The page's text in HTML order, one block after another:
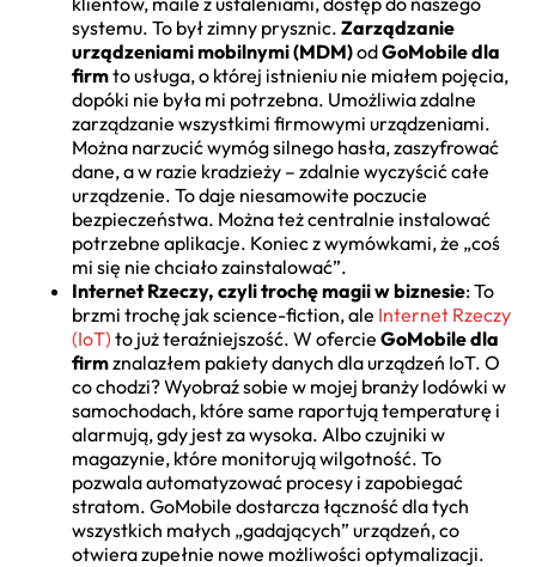
systemu. To był zimny prysznic. Zarządzanie
urządzeniami mobilnymi (MDM)odGoMobile dla
firmto usługa, o której istnieniu nie miałem pojęcia,
dopóki nie była mi potrzebna. Umożliwia zdalne
zarządzanie wszystkimi firmowymi urządzeniami.
Można narzucić wymóg silnego hasła, zaszyfrować
dane, a w razie kradzieży – zdalnie wyczyścić całe
urządzenie. To daje niesamowite poczucie
bezpieczeństwa. Można też centralnie instalować
potrzebne aplikacje. Koniec z wymówkami, że „coś
mi się nie chciało zainstalować”.
Internet Rzeczy, czyli trochę magii w biznesie: To
brzmi trochę jak science-fiction, ale Internet Rzeczy
(IoT) to już teraźniejszość. W ofercie GoMobile dla
firmznalazłem pakiety danych dla urządzeń IoT. O
co chodzi? Wyobraź sobie w mojej branży lodówki w
samochodach, które same raportują temperaturę i
alarmują, gdy jest za wysoka. Albo czujniki w
magazynie, które monitorują wilgotność. To
pozwala automatyzować procesy i zapobiegać
stratom. GoMobile dostarcza łączność dla tych
wszystkich małych „gadających” urządzeń, co
otwiera zupełnie nowe możliwości optymalizacji.